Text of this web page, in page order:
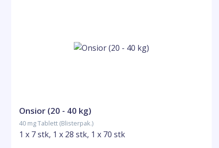
Onsior (20 - 40 kg)
40 mg Tablett (Blisterpak.)
1 x 7 stk, 1 x 28 stk, 1 x 70 stk